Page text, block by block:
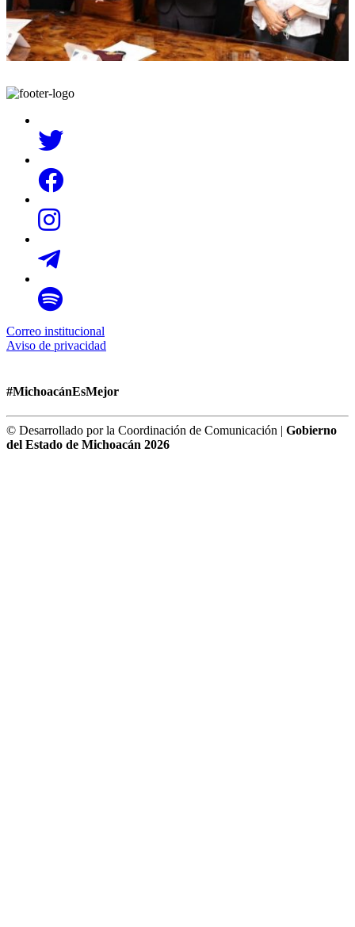
Correo institucional
Aviso de privacidad
#MichoacánEsMejor
© Desarrollado por la Coordinación de Comunicación | Gobierno
del Estado de Michoacán 2026